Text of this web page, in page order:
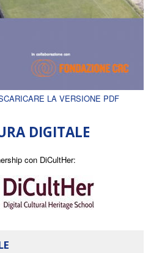
LA VERSIONE PDF
DIGITALE
con DiCultHer: